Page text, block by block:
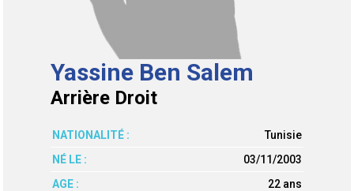
Yassine Ben Salem
Arrière Droit
NATIONALITÉ :
Tunisie
NÉ LE :
03/11/2003
AGE :
22 ans